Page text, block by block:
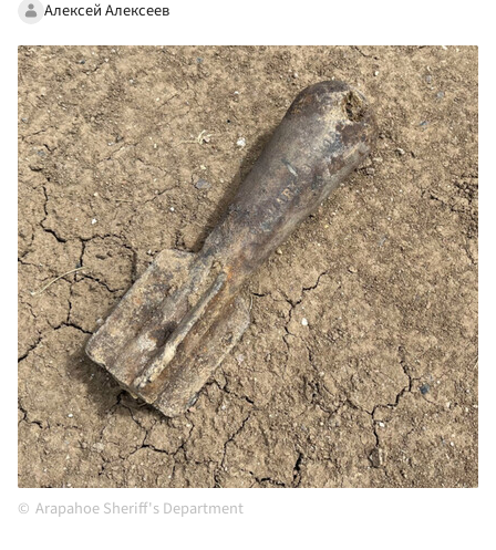
Алексей Алексеев
Arapahoe Sheriff's Department